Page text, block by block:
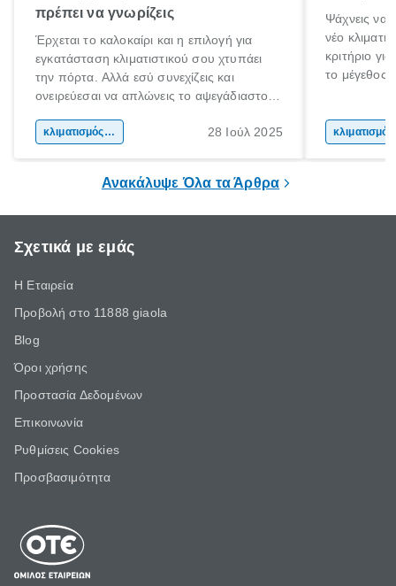
πρέπει να γνωρίζεις
Έρχεται το καλοκαίρι και η επιλογή για
εγκατάσταση κλιματιστικού σου χτυπάει
την πόρτα. Αλλά εσύ συνεχίζεις και
ονειρεύεσαι να απλώνεις το αψεγάδιαστο
όμως τι γίνεται;
κλιματισμός σπιτιού 28 Ιούλ 2025
Ψάχνεις να
νέο
κριτήριο
το μέγεθος
μόνο στις
συσκευής.
Ανακάλυψε Όλα τα Άρθρα
Σχετικά με εμάς
Η Εταιρεία
Προβολή στο 11888 giaola
Blog
Όροι χρήσης
Προστασία Δεδομένων
Επικοινωνία
Ρυθμίσεις Cookies
Προσβασιμότητα